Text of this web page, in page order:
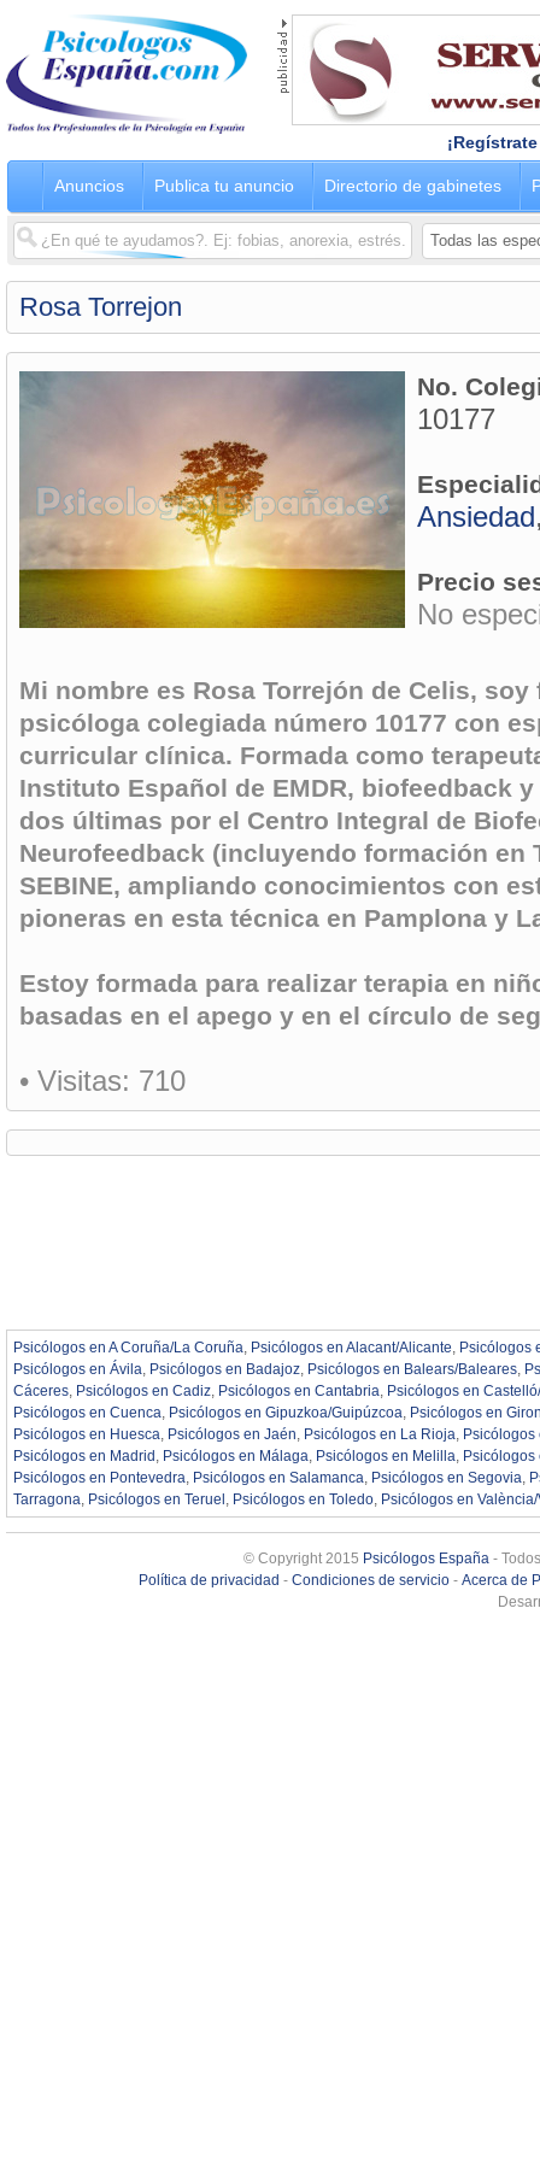
Anuncios Publica tu anuncio Directorio de gabinetes
Rosa Torrejon
No.
10177
Ansiedad
Precio
No
Mi nombre es Rosa Torrejón de Celis,
psicóloga colegiada número 10177 con
curricular clínica. Formada como
Instituto Español de EMDR, biofeedback
dos últimas por el Centro Integral de
Neurofeedback (incluyendo formación en
SEBINE, ampliando conocimientos con
pioneras en esta técnica en Pamplona y
Estoy formada para realizar terapia en
basadas en el apego y en el círculo de
• Visitas: 710
Psicólogos en A Coruña/La Coruña Psicólogos en Alacant/Alicante
Psicólogos
Psicólogos en Ávila
Psicólogos en Badajoz Psicólogos en Balears/Baleares
Cáceres
Psicólogos en Cadiz Psicólogos en Cantabria
Psicólogos en
Psicólogos en Cuenca
Psicólogos en Gipuzkoa/Guipúzcoa
Psicólogos en
Psicólogos en Huesca
Psicólogos en Jaén Psicólogos en La Rioja
Psicólogos
Psicólogos en Madrid
Psicólogos en Málaga Psicólogos en Melilla
Psicólogos
Psicólogos en Pontevedra
Psicólogos en Salamanca Psicólogos en Segovia
Tarragona
Psicólogos en Teruel Psicólogos en Toledo Psicólogos en
© Copyright 2015 Psicólogos España -
Política de privacidad - Condiciones de servicio- Acerca de